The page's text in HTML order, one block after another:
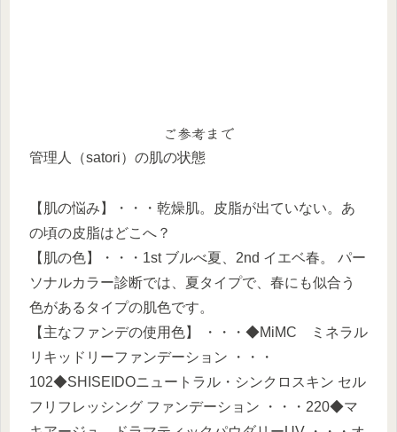
ご参考まで
管理人（satori）の肌の状態
【肌の悩み】・・・乾燥肌。皮脂が出ていない。あ
の頃の皮脂はどこへ？
【肌の色】・・・1st ブルべ夏、2nd イエベ春。 パー
ソナルカラー診断では、夏タイプで、春にも似合う
色があるタイプの肌色です。
【主なファンデの使用色】 ・・・◆MiMC ミネラル
リキッドリーファンデーション ・・・
102◆SHISEIDOニュートラル・シンクロスキン セル
フリフレッシング ファンデーション ・・・220◆マ